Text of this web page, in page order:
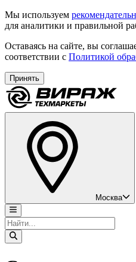
Мы используем
для аналитики и правильной
Оставаясь на сайте, вы
соответствии с Политикой
Принять
Москва